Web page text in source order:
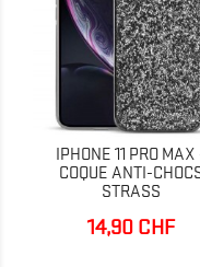
IPHONE 11 PRO MAX
COQUE ANTI-
STRASS
Prix
14,90 CHF